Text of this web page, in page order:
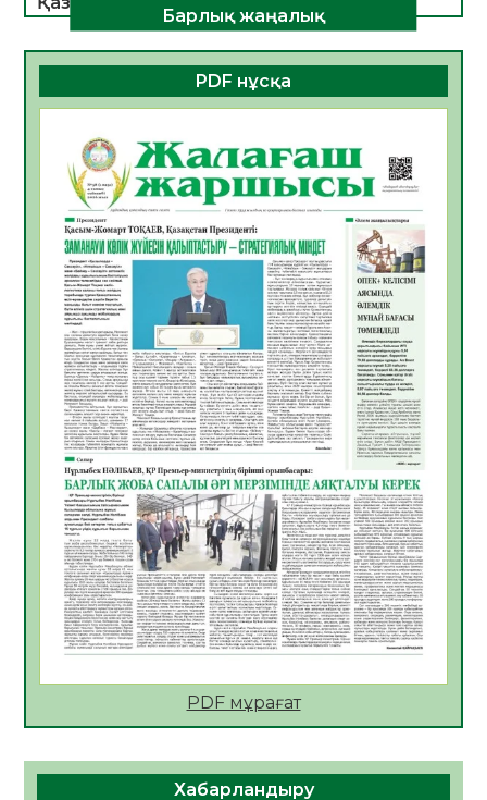
қолайлы ел атанды
05.08.2026
26 0
Өрт қауіпсіздігі талаптарын сақтау – әр
азаматтың міндеті
05.08.2026
Руслан Рүстемұлы облыс әкімінің
кеңесшісі болып тағайындалды
05.08.2026
22
Цифрландыру саласын дамыту аясында
салынатын жаңа орталықтың жобасы
талқыланды
05.08.2026
21
Алғашқы цифрлық жасанды интеллект
құралдарының таныстырылымы өтті
05.08.2026
22
Қазақстандықтардың 72,3%-ы жаңа
Құрылтай үшін дауыс беруге дайын
05.08.2026
24
ӘРБІР ДАУЫС – ҚОҒАМ ДАМУЫНА
ҚОСЫЛҒАН ҮЛЕС
05.08.2026
30
ЖАУАПКЕРШІЛІККЕ БАСТАЙТЫН ҚАДАМ
Мектептен – Ұлттық ұлан сапына
Барлық жаңалық
PDF нұсқа
PDF мұрағат
Хабарландыру